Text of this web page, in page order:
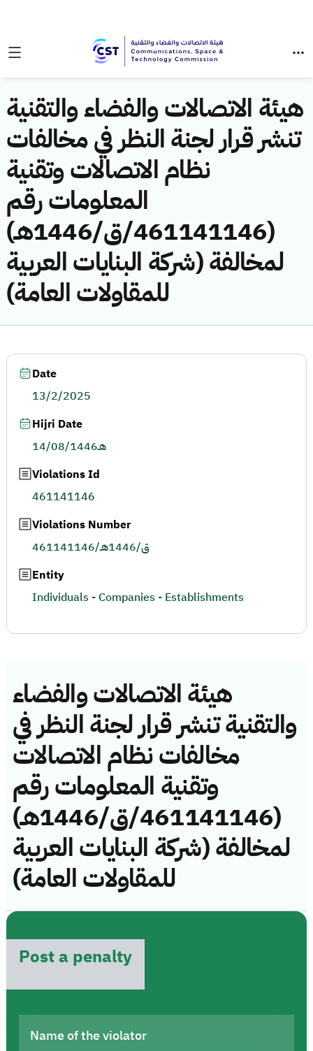
هيئة الاتصالات والفضاء والتقنية
تنشر قرار لجنة النظر في مخالفات
نظام الاتصالات وتقنية
المعلومات رقم
(461141146/ق/1446هـ)
لمخالفة (شركة البنايات العربية
للمقاولات العامة)
هيئة الاتصالات والفضاء
والتقنية تنشر قرار لجنة النظر في
مخالفات نظام الاتصالات
وتقنية المعلومات رقم
(461141146/ق/1446هـ)
لمخالفة (شركة البنايات العربية
للمقاولات العامة)
Post a penalty
Name of the violator
Date
13/2/2025
Hijri Date
14/08/1446هـ
Violations Id
461141146
Violations Number
461141146/ق/1446هـ
Entity
Individuals - Companies - Establishments